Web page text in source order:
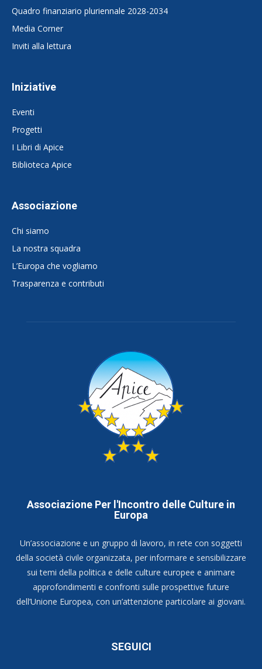
Quadro finanziario pluriennale 2028-2034
Media Corner
Inviti alla lettura
Iniziative
Eventi
Progetti
I Libri di Apice
Biblioteca Apice
Associazione
Chi siamo
La nostra squadra
L’Europa che vogliamo
Trasparenza e contributi
Associazione Per l'Incontro delle Culture in
Europa
Un’associazione e un gruppo di lavoro, in rete con soggetti
della società civile organizzata, per informare e sensibilizzare
sui temi della politica e delle culture europee e animare
approfondimenti e confronti sulle prospettive future
dell’Unione Europea, con un’attenzione particolare ai giovani.
SEGUICI